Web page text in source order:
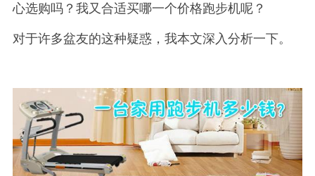
心选购吗？我又合适买哪一个价格跑步机呢？
对于许多盆友的这种疑惑，我本文深入分析一下。